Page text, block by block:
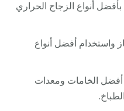
أنواع الزجاج الحراري
واستخدام أفضل أنواع
الخامات ومعدات